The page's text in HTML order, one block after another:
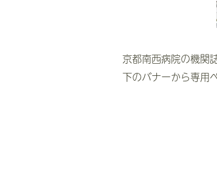
京都南西病院の機関
下のバナーから専用